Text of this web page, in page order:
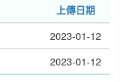
上傳日期
2023-01-12
2023-01-12